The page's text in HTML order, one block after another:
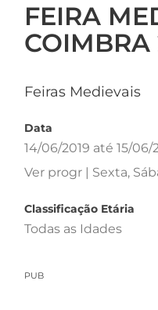
FEIRA
COIMBRA
Feiras Medievais
Data
14/06/2019 até 15/06/
Ver progr | Sexta,
Classificação Etária
Todas as Idades
PUB